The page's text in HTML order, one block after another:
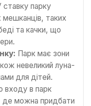
ставку парку
мешканців, таких
та качки, що
Парк має зони
невеликий луна-
для дітей.
входу в парк
де можна придбати